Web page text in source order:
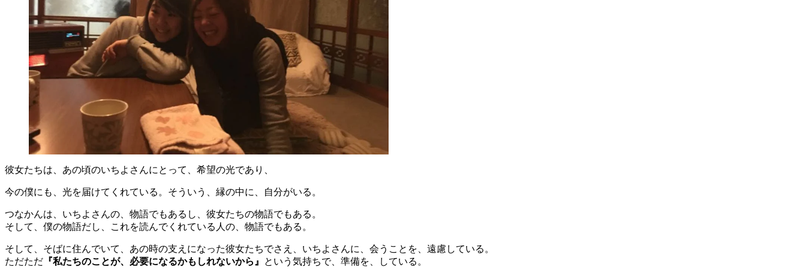
彼女たちは、あの頃のいちよさんにとって、希望の光であり、
今の僕にも、光を届けてくれている。そういう、縁の中に、自分がいる。
つなかんは、いちよさんの、物語でもあるし、彼女たちの物語でもある。
そして、僕の物語だし、これを読んでくれている人の、物語でもある。
そして、そばに住んでいて、あの時の支えになった彼女たちでさえ、いちよさんに、会うことを、遠慮している。
ただただ 『私たちのことが、必要になるかもしれないから』 という気持ちで、準備を、している。